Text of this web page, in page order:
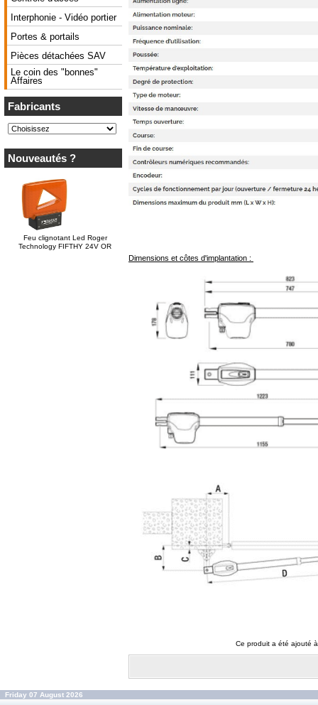
Interphonie - Vidéo portier
Portes & portails
Pièces détachées SAV
Le coin des "bonnes"
Affaires
Fabricants
Nouveautés ?
Feu clignotant Led Roger
Technology FIFTHY 24V OR
Dimensions et côtes d'implantation :
Ce produit a été ajouté
Friday 07 August 2026